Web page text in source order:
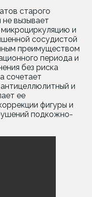
старого
вызывает
и
сосудистой
преимуществом
периода и
без риска
сочетает
и
ее
фигуры и
подкожно-